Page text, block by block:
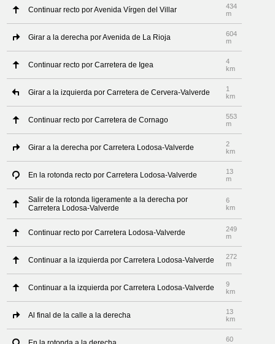
Continuar recto por Avenida Vírgen del Villar
434
m
Girar a la derecha por Avenida de La Rioja
604
m
Continuar recto por Carretera de Igea
4
km
Girar a la izquierda por Carretera de Cervera-Valverde
1
km
Continuar recto por Carretera de Cornago
553
m
Girar a la derecha por Carretera Lodosa-Valverde
2
km
En la rotonda recto por Carretera Lodosa-Valverde
13
m
Salir de la rotonda ligeramente a la derecha por
Carretera Lodosa-Valverde
6
km
Continuar recto por Carretera Lodosa-Valverde
249
m
Continuar a la izquierda por Carretera Lodosa-Valverde
272
m
Continuar a la izquierda por Carretera Lodosa-Valverde
9
km
Al final de la calle a la derecha
13
km
60